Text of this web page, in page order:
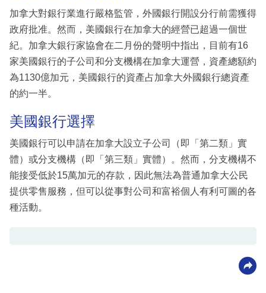
加拿大對銀行業進行嚴格監管，外國銀行開設分行前需獲得
政府批准。然而，美國銀行在加拿大的經營已超過一個世
紀。加拿大銀行家協會在二月份的聲明中指出，目前有16
家美國銀行的子公司和分支機構在加拿大運營，資產總額約
為1130億加元，美國銀行的資產占加拿大外國銀行總資產
的約一半。
美國銀行選擇
美國銀行可以申請在加拿大設立子公司（即「第二類」實
體）或分支機構（即「第三類」實體）。然而，分支機構不
能接受低於15萬加元的存款，因此無法為普通加拿大公民
提供零售服務，但可以從事對公司和富裕個人有利可圖的各
種活動。